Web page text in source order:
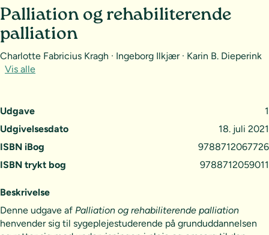
Udgave
1
Udgivelsesdato
18. juli 2021
ISBN iBog
9788712067726
ISBN trykt bog
9788712059011
Palliation og rehabiliterende
palliation
Charlotte Fabricius Kragh · Ingeborg Ilkjær · Karin B. Dieperink
Vis alle
Beskrivelse
Denne udgave af Palliation og rehabiliterende palliation
henvender sig til sygeplejestuderende på grunduddannelsen